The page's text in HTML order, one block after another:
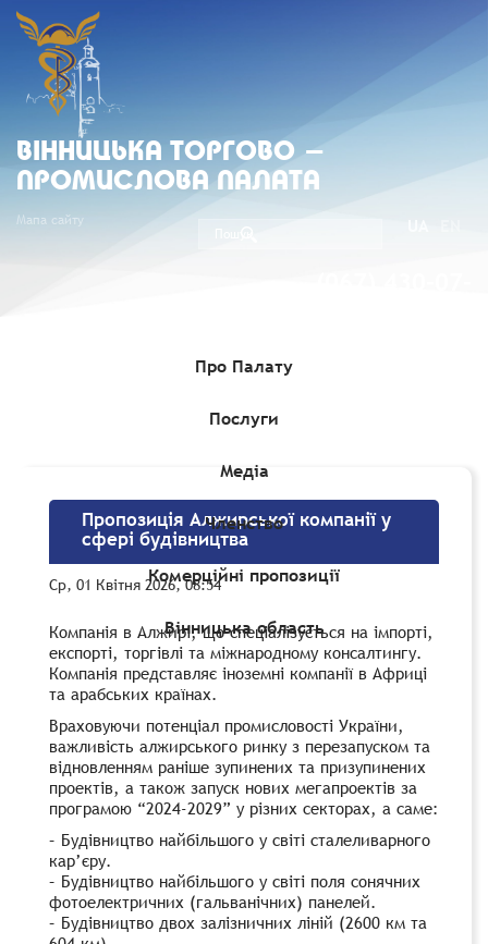
ВIННИЦЬКА ТОРГОВО -
ПРОМИСЛОВА ПАЛАТА
Мапа сайту
Про Палату
Послуги
Медіа
Членство
Комерційні пропозиції
Вінницька область
Комерційні пропозиції»Пропозиція Алжирської
Пропозиція Алжирської компанії у
сфері будівництва
Ср, 01 Квітня 2026, 08:54
Компанія в Алжирі, що спеціалізується на імпорті,
експорті, торгівлі та міжнародному консалтингу.
Компанія представляє іноземні компанії в Африці
та арабських країнах.
Враховуючи потенціал промисловості України,
важливість алжирського ринку з перезапуском та
відновленням раніше зупинених та призупинених
проектів, а також запуск нових мегапроектів за
програмою “2024-2029” у різних секторах, а саме:
– Будівництво найбільшого у світі сталеливарного
кар’єру.
– Будівництво найбільшого у світі поля сонячних
фотоелектричних (гальванічних) панелей.
– Будівництво двох залізничних ліній (2600 км та